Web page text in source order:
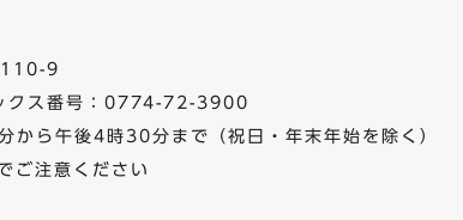
110-9
クス番号：0774-72-3900
ら午後4時30分まで（祝日・年末年始を除く）
ご注意ください